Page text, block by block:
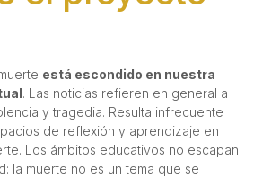
está escondido en nuestra
. Las noticias refieren en general a
y tragedia. Resulta infrecuente
de reflexión y aprendizaje en
Los ámbitos educativos no escapan
la muerte no es un tema que se